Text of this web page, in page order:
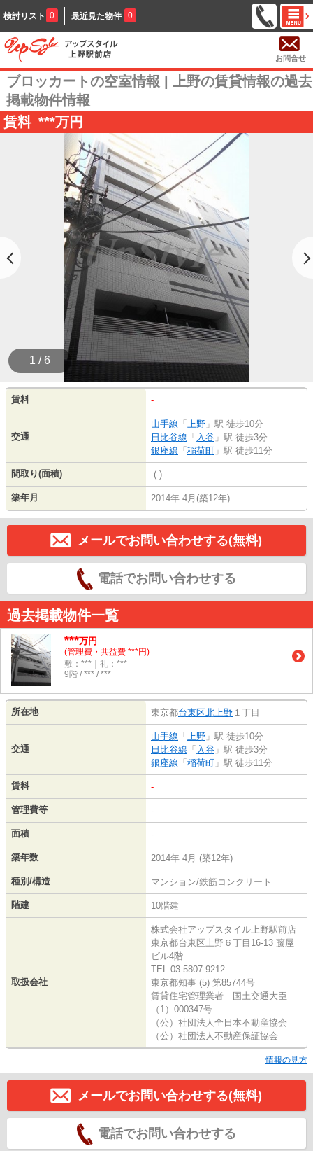
検討リスト 0 最近見た物件 0
お問合せ
ブロッカートの空室情報 | 上野の賃貸情報の過去
掲載物件情報
賃料 ***万円
1 / 6
賃料 -
交通
山手線 「 上野 」駅 徒歩10分
日比谷線 「 入谷 」駅 徒歩3分
銀座線 「 稲荷町 」駅 徒歩11分
間取り(面積) -(-)
築年月 2014年 4月(築12年)
メールでお問い合わせする(無料)
電話でお問い合わせする
過去掲載物件一覧
***万円
(管理費・共益費 ***円)
敷：***｜礼：***
9階 / *** / ***
所在地 東京都台東区北上野 １丁目
交通
山手線 「 上野 」駅 徒歩10分
日比谷線 「 入谷 」駅 徒歩3分
銀座線 「 稲荷町 」駅 徒歩11分
賃料 -
管理費等 -
面積 -
築年数 2014年 4月 (築12年)
種別/構造 マンション/鉄筋コンクリート
階建 10階建
取扱会社
株式会社アップスタイル上野駅前店
東京都台東区上野６丁目16-13 藤屋
ビル4階
TEL:03-5807-9212
東京都知事 (5) 第85744号
賃貸住宅管理業者 国土交通大臣
（1）000347号
（公）社団法人全日本不動産協会
（公）社団法人不動産保証協会
情報の見方
メールでお問い合わせする(無料)
電話でお問い合わせする